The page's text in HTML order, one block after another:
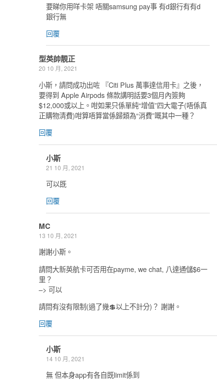
要睇你用咩卡架 唔關samsung pay事 有d銀行有有d
銀行無
回覆
型英帥靚正
20 10 月, 2021
小斯，請問成功出咗 『Citi Plus 萬事達信用卡』之後，
要得到 Apple Airpods 條款講明話要3個月內簽夠
$12,000或以上。咁如果只係單純“增值”四大電子(唔係真
正購物清費)咁算唔算當係歸類為“消費”嘅其中一種？
回覆
小斯
21 10 月, 2021
可以既
回覆
MC
13 10 月, 2021
謝謝小斯。
請問大新英航卡可否用在payme, we chat, 八達通儲$6一
里？
–> 可以
請問有沒有限制(過了幾💲以上不計分)？ 謝謝。
回覆
小斯
14 10 月, 2021
無 但本身app有各自既limit係到